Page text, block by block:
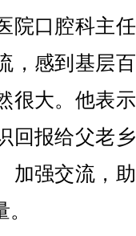
口腔科主
，感到基层
很大。他表
回报给父老
加强交流，